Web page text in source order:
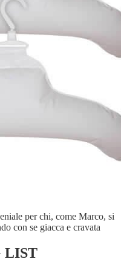
per chi, come Marco, si
con se giacca e cravata
LIST